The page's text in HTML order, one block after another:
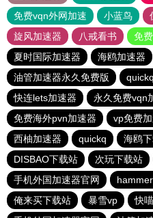
免费vqn外网加速
小蓝鸟
旋风加速器
八戒看书
免
夏时国际加速器
海鸥加速器
油管加速器永久免费版
quickq
快连lets加速器
永久免费vqn
免费海外pvn加速器
vp免费
西柚加速器
quickq 海鸥
DISBAO下载站
次玩下载站
手机外国加速器官网
俺来买下载站
暴雪vp
快